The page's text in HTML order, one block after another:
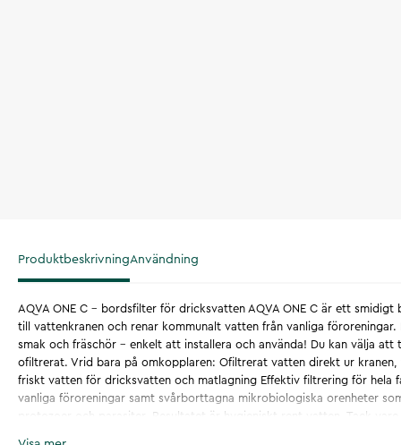
ProduktbeskrivningAnvändning
AQVA ONE C – bordsfilter för dricksvatten AQVA ONE C är ett
till vattenkranen och renar kommunalt vatten från vanliga
smak och fräschör – enkelt att installera och använda! Du kan välja
ofiltrerat. Vrid bara på omkopplaren: Ofiltrerat vatten direkt ur
friskt vatten för dricksvatten och matlagning Effektiv filtrering för hela
vanliga föroreningar samt svårborttagna mikrobiologiska orenheter
protozoer och parasiter. Resultatet är hygieniskt rent vatten. Tack vare